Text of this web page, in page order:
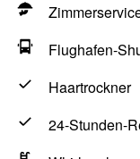
Flughafen-
Haartrockner
24-Stunden-